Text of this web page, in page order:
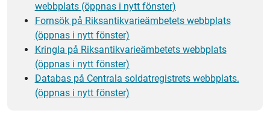
webbplats (öppnas i nytt fönster)
Fornsök på Riksantikvarieämbetets webbplats
(öppnas i nytt fönster)
Kringla på Riksantikvarieämbetets webbplats
(öppnas i nytt fönster)
Databas på Centrala soldatregistrets webbplats.
(öppnas i nytt fönster)